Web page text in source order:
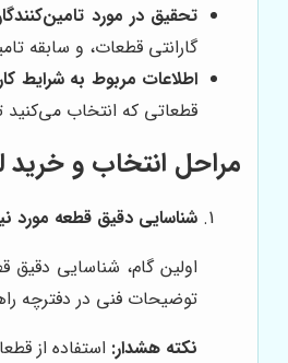
تحقیق در مورد
گارانتی قطعات، و سابقه
اطلاعات مربوط به شرایط
قطعاتی که انتخاب می‌کنید
مراحل انتخاب و خرید
شناسایی دقیق قطعه مورد
اولین گام، شناسایی
توضیحات فنی در دفترچه
نکته هشدار: استفاده از